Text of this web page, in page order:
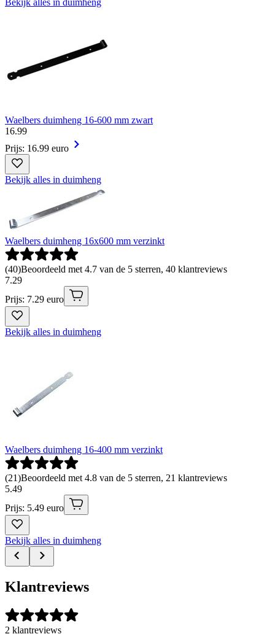
Waelbers duimheng 16-600 mm zwart
16.99
Prijs: 16.99 euro
Bekijk alles in duimheng
Waelbers duimheng 16x600 mm verzinkt
(40)Beoordeeld met 4.7 van de 5 sterren, 40 klantreviews
7.29
Prijs: 7.29 euro
Bekijk alles in duimheng
Waelbers duimheng 16-400 mm verzinkt
(21)Beoordeeld met 4.8 van de 5 sterren, 21 klantreviews
5.49
Prijs: 5.49 euro
Bekijk alles in duimheng
Klantreviews
2 klantreviews